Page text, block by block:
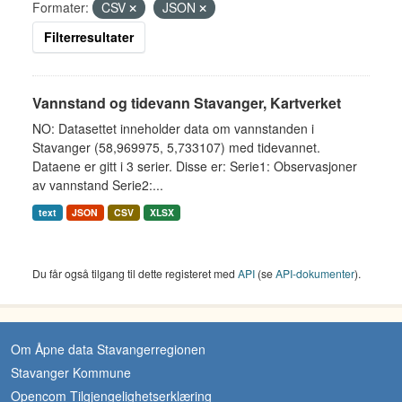
Formater:
CSV
JSON
Filterresultater
Vannstand og tidevann Stavanger, Kartverket
NO: Datasettet inneholder data om vannstanden i
Stavanger (58,969975, 5,733107) med tidevannet.
Dataene er gitt i 3 serier. Disse er: Serie1: Observasjoner
av vannstand Serie2:...
text JSON CSV XLSX
Du får også tilgang til dette registeret med API (seAPI-dokumenter).
Om Åpne data Stavangerregionen
Stavanger Kommune
Opencom Tilgjengelighetserklæring